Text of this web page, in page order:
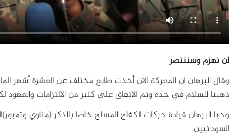
لن نهزم وسننتصر
وقال البرهان ان المعركة الان أخذت طابع مختلف عن العشرة أشهر
ذهبنا للسلام في جدة وتم الاتفاق على كثير من الالتزامات والعهود
وحيا البرهان قيادة حركات الكفاح المسلح خاصا بالذكر (مناوي
السودانيين.